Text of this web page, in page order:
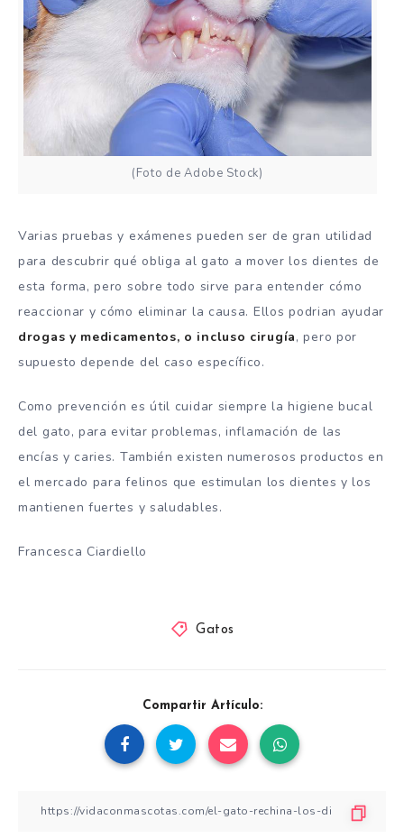
(Foto de Adobe Stock)
Varias pruebas y exámenes pueden ser de gran utilidad
para descubrir qué obliga al gato a mover los dientes de
esta forma, pero sobre todo sirve para entender cómo
reaccionar y cómo eliminar la causa. Ellos podrian ayudar
drogas y medicamentos, o incluso cirugía, pero por
supuesto depende del caso específico.
Como prevención es útil cuidar siempre la higiene bucal
del gato, para evitar problemas, inflamación de las
encías y caries. También existen numerosos productos en
el mercado para felinos que estimulan los dientes y los
mantienen fuertes y saludables.
Francesca Ciardiello
Gatos
Compartir Artículo: